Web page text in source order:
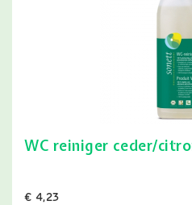
WC reiniger ceder/
Prijs
€ 4,23